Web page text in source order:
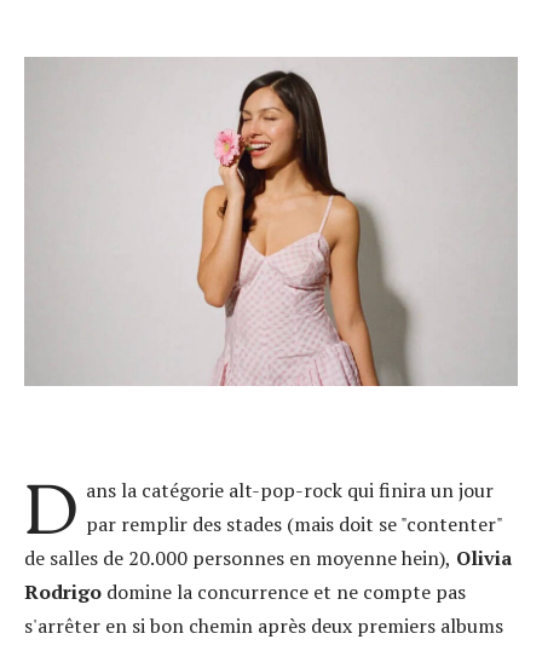
D ans la catégorie alt-pop-rock qui finira un jour
par remplir des stades (mais doit se "contenter"
de salles de 20.000 personnes en moyenne hein), Olivia
Rodrigo domine la concurrence et ne compte pas
s'arrêter en si bon chemin après deux premiers albums